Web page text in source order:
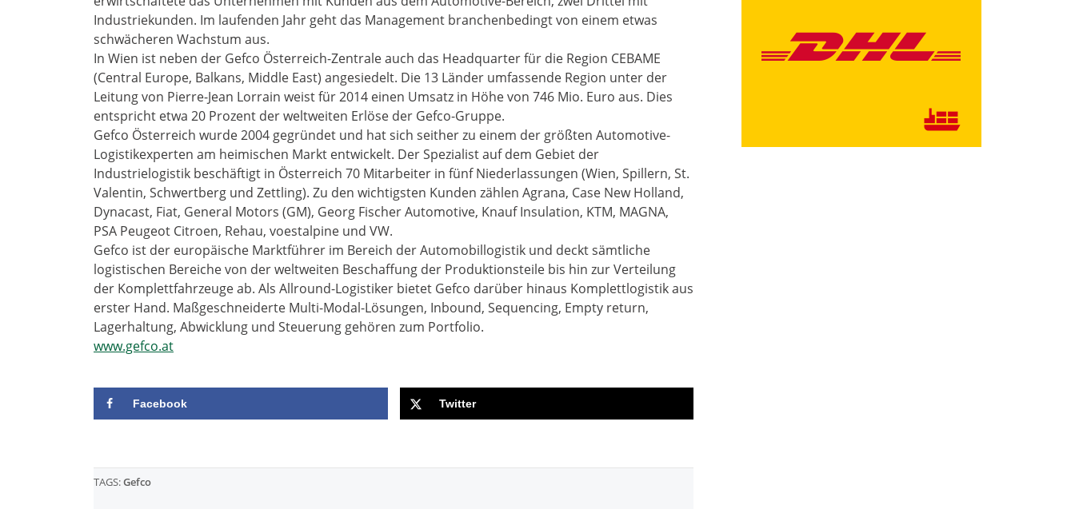
Industriekunden. Im laufenden Jahr geht das Management branchenbedingt von einem etwas
schwächeren Wachstum aus.
In Wien ist neben der Gefco Österreich-Zentrale auch das Headquarter für die Region CEBAME
(Central Europe, Balkans, Middle East) angesiedelt. Die 13 Länder umfassende Region unter der
Leitung von Pierre-Jean Lorrain weist für 2014 einen Umsatz in Höhe von 746 Mio. Euro aus. Dies
entspricht etwa 20 Prozent der weltweiten Erlöse der Gefco-Gruppe.
Gefco Österreich wurde 2004 gegründet und hat sich seither zu einem der größten Automotive-
Logistikexperten am heimischen Markt entwickelt. Der Spezialist auf dem Gebiet der
Industrielogistik beschäftigt in Österreich 70 Mitarbeiter in fünf Niederlassungen (Wien, Spillern, St.
Valentin, Schwertberg und Zettling). Zu den wichtigsten Kunden zählen Agrana, Case New Holland,
Dynacast, Fiat, General Motors (GM), Georg Fischer Automotive, Knauf Insulation, KTM, MAGNA,
PSA Peugeot Citroen, Rehau, voestalpine und VW.
Gefco ist der europäische Marktführer im Bereich der Automobillogistik und deckt sämtliche
logistischen Bereiche von der weltweiten Beschaffung der Produktionsteile bis hin zur Verteilung
der Komplettfahrzeuge ab. Als Allround-Logistiker bietet Gefco darüber hinaus Komplettlogistik aus
erster Hand. Maßgeschneiderte Multi-Modal-Lösungen, Inbound, Sequencing, Empty return,
Lagerhaltung, Abwicklung und Steuerung gehören zum Portfolio.
www.gefco.at
Facebook Twitter
TAGS:Gefco